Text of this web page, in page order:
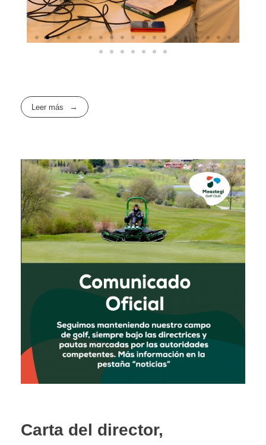
Leer más
Carta del director,